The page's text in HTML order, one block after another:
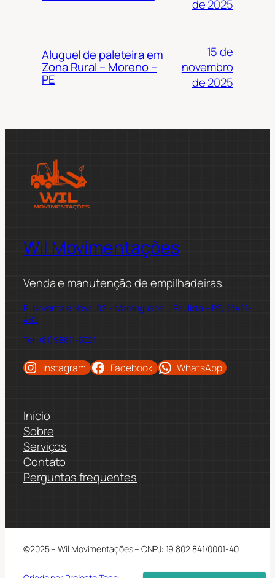
de 2025
Aluguel de paleteira em
Zona Rural – Moreno –
PE
15 de
novembro
de 2025
Wil Movimentações
Venda e manutenção de empilhadeiras.
R. Noventa e Nove, 02 – Maranguape II, Paulista – PE, 53421-
480
Tel: (81)98811-5021
Instagram Facebook WhatsApp
Início
Sobre
Serviços
Contato
Perguntas frequentes
©2025 – Wil Movimentações – CNPJ: 19.802.841/0001-40